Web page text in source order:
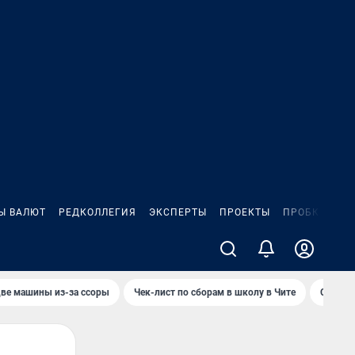
ВАЛЮТ РЕДКОЛЛЕГИЯ ЭКСПЕРТЫ ПРОЕКТЫ ПРОБКИ
машины из-за ссоры Чек-лист по сборам в школу в Чите Сами